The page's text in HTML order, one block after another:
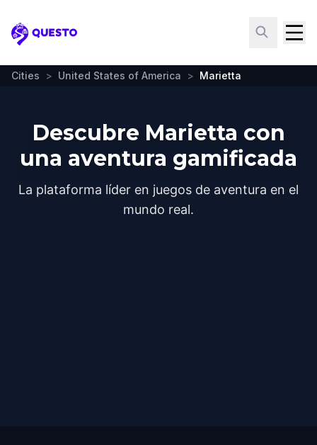
Questo
Cities > United States of America > Marietta
Descubre Marietta con
una aventura gamificada
La plataforma líder en juegos de aventura en el
mundo real.